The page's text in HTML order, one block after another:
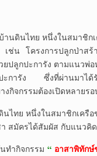
นสมาชิกเครือข่าย
ช่น โครงการปลูกป่าส
ปลูกปะการัง ตามแนว
ะการัง ซึ่งที่ผ่านมาได้
กิจกรรมต้องเปิดหลายร
าชิกเครือข่ายจิตอ
สมัครได้สัมผัส กับแนวคิ
กิจกรรม “ อาสาพิทักษ์